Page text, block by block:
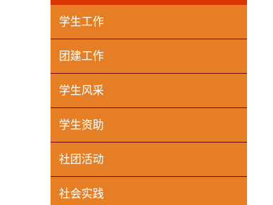
学生工作
团建工作
学生风采
学生资助
社团活动
社会实践